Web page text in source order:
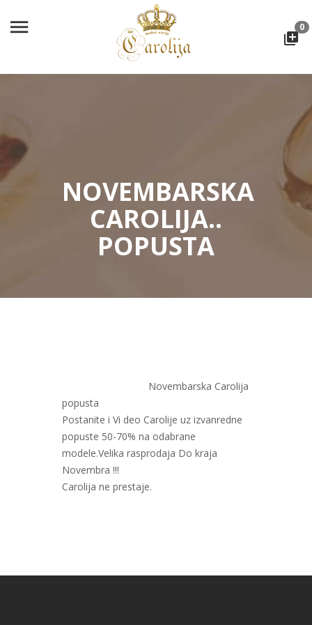
0
NOVEMBARSKA
CAROLIJA..
POPUSTA
Novembarska Carolija
popusta
Postanite i Vi deo Carolije uz izvanredne
popuste 50-70% na odabrane
modele.Velika rasprodaja Do kraja
Novembra !!!
Carolija ne prestaje.